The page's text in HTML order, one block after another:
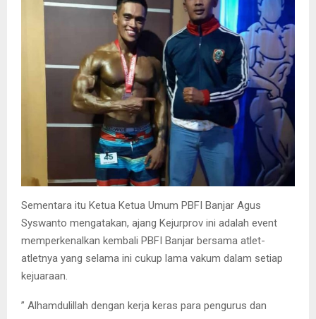
Sementara itu Ketua Ketua Umum PBFI Banjar Agus
Syswanto mengatakan, ajang Kejurprov ini adalah event
memperkenalkan kembali PBFI Banjar bersama atlet-
atletnya yang selama ini cukup lama vakum dalam setiap
kejuaraan.
” Alhamdulillah dengan kerja keras para pengurus dan